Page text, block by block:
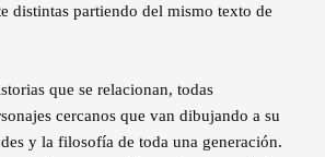
distintas partiendo del mismo texto de
que se relacionan, todas
cercanos que van dibujando a su
y la filosofía de toda una generación.